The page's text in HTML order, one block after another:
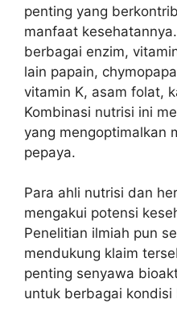
penting yang
manfaat
berbagai enzim,
lain papain,
vitamin K, asam folat,
Kombinasi nutrisi ini
yang mengoptimalkan
pepaya.
Para ahli nutrisi dan
mengakui potensi
Penelitian ilmiah pun
mendukung klaim
penting senyawa
untuk berbagai kondisi